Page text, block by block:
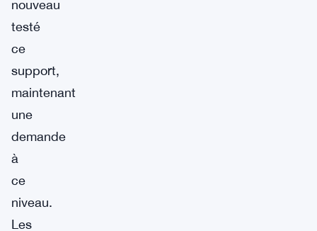
nouveau
testé
ce
support,
maintenant
une
demande
à
ce
niveau.
Les